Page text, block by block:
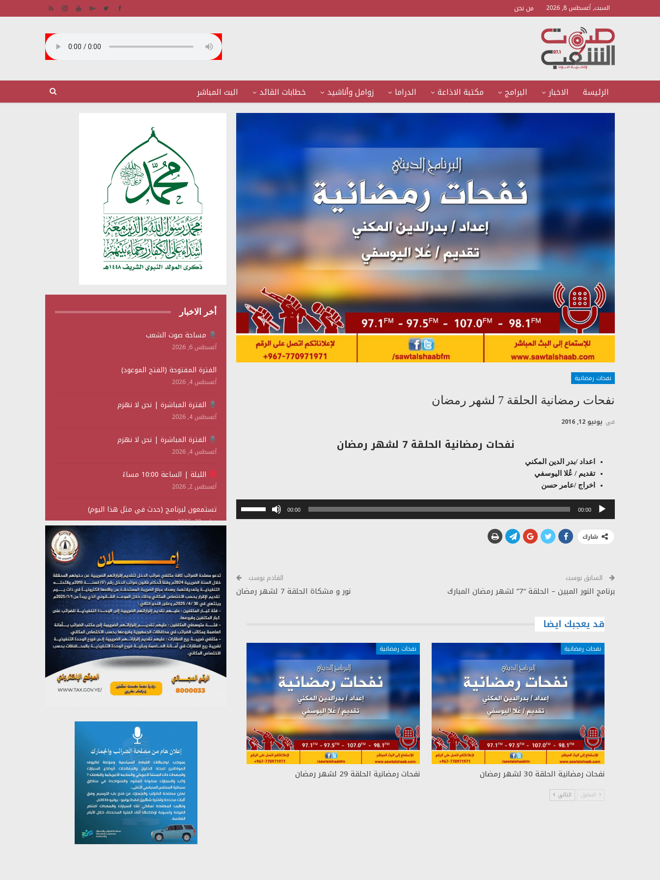
السبت, أغسطس 8, 2026 من نحن
الرئيسة الاخبار البرامج مكتبة الاذاعة الدراما زوامل وأناشيد خطابات القائد البث المباشر
نفحات رمضانية
نفحات رمضانية الحلقة 7 لشهر رمضان
في يونيو 12, 2016
نفحات رمضانية الحلقة 7 لشهر رمضان
اعداد /بدر الدين المكني
تقديم / عُلا اليوسفي
اخراج /عامر حسن
مشغل
00:00
00:00
الأسهم
أو
خفض
مستوى
الصوت.
شارك
السابق بوست
برنامج النور المبين – الحلقة “7” لشهر رمضان المبارك
القادم بوست
نور و مشكاة الحلقة 7 لشهر رمضان
قد يعجبك ايضا
نفحات رمضانية
نفحات رمضانية الحلقة 30 لشهر رمضان
نفحات رمضانية
نفحات رمضانية الحلقة 29 لشهر رمضان
السابق التالي
أخر الاخبار
مساحة صوت الشعب
أغسطس 6, 2026
الفترة المفتوحة (الفتح الموعود)
أغسطس 4, 2026
الفترة المباشرة | نحن لا نهزم
أغسطس 4, 2026
الفترة المباشرة | نحن لا نهزم
أغسطس 4, 2026
الليلة | الساعة 10:00 مساءً
أغسطس 2, 2026
تستمعون لبرنامج (حدث في مثل هذا اليوم)
يوليو 28, 2026
(نحن لا نهزم) بث مباشر
تستمعون لبرنامج (هندسة الوهم)
يوليو 28, 2026
مؤتمر صحفي لمركز عين الإنسانية حول جرائم تحالف
العدوان على اليمن
يوليو 27, 2026
تستمعون لبرنامج (مع السيد القائد)
يوليو 26, 2026